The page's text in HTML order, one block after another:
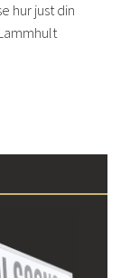
hur just din